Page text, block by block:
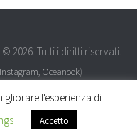
2026. Tutti i diritti riservati.
Instagram, Oceanook)
l'esperienza di
Accetto